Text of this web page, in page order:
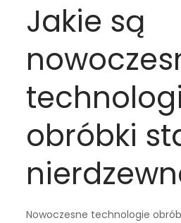
Jakie są
obróbki
Nowoczesne technologie